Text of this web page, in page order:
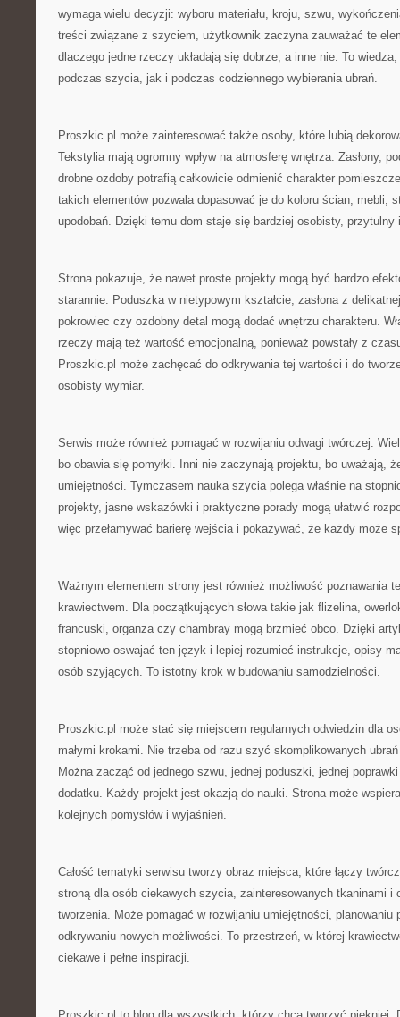
wymaga wielu decyzji: wyboru materiału, kroju, szwu,
treści związane z szyciem, użytkownik zaczyna zauważać te
dlaczego jedne rzeczy układają się dobrze, a inne nie. To
podczas szycia, jak i podczas codziennego wybierania ubrań.
Proszkic.pl może zainteresować także osoby, które lubią
Tekstylia mają ogromny wpływ na atmosferę wnętrza. Zasłony,
drobne ozdoby potrafią całkowicie odmienić charakter
takich elementów pozwala dopasować je do koloru ścian, mebli,
upodobań. Dzięki temu dom staje się bardziej osobisty, przytulny
Strona pokazuje, że nawet proste projekty mogą być bardzo
starannie. Poduszka w nietypowym kształcie, zasłona z
pokrowiec czy ozdobny detal mogą dodać wnętrzu charakteru.
rzeczy mają też wartość emocjonalną, ponieważ powstały z
Proszkic.pl może zachęcać do odkrywania tej wartości i do
osobisty wymiar.
Serwis może również pomagać w rozwijaniu odwagi twórczej.
bo obawia się pomyłki. Inni nie zaczynają projektu, bo uważają,
umiejętności. Tymczasem nauka szycia polega właśnie na
projekty, jasne wskazówki i praktyczne porady mogą ułatwić
więc przełamywać barierę wejścia i pokazywać, że każdy może
Ważnym elementem strony jest również możliwość poznawania
krawiectwem. Dla początkujących słowa takie jak flizelina,
francuski, organza czy chambray mogą brzmieć obco. Dzięki
stopniowo oswajać ten język i lepiej rozumieć instrukcje, opisy
osób szyjących. To istotny krok w budowaniu samodzielności.
Proszkic.pl może stać się miejscem regularnych odwiedzin dla
małymi krokami. Nie trzeba od razu szyć skomplikowanych
Można zacząć od jednego szwu, jednej poduszki, jednej
dodatku. Każdy projekt jest okazją do nauki. Strona może
kolejnych pomysłów i wyjaśnień.
Całość tematyki serwisu tworzy obraz miejsca, które łączy
stroną dla osób ciekawych szycia, zainteresowanych tkaninami i
tworzenia. Może pomagać w rozwijaniu umiejętności, planowaniu
odkrywaniu nowych możliwości. To przestrzeń, w której
ciekawe i pełne inspiracji.